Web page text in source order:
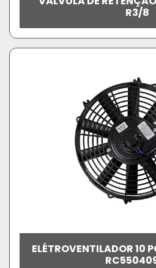
R3/8
ELÉTROVENTILADOR 10